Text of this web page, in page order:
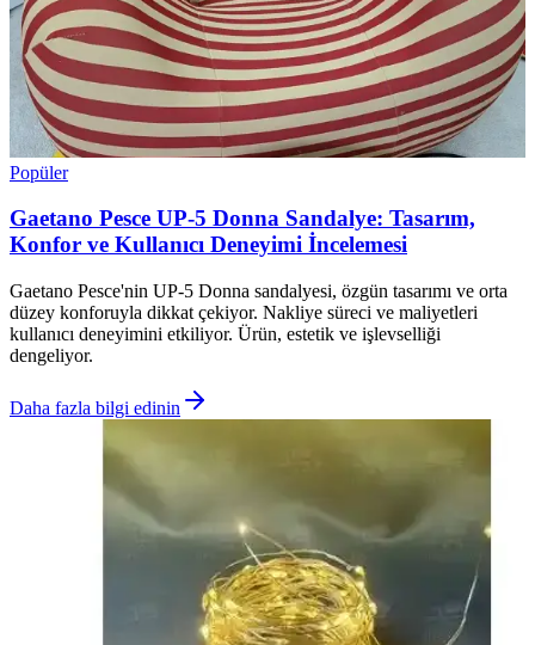
Popüler
Gaetano Pesce UP-5 Donna Sandalye: Tasarım,
Konfor ve Kullanıcı Deneyimi İncelemesi
Gaetano Pesce'nin UP-5 Donna sandalyesi, özgün tasarımı ve orta
düzey konforuyla dikkat çekiyor. Nakliye süreci ve maliyetleri
kullanıcı deneyimini etkiliyor. Ürün, estetik ve işlevselliği
dengeliyor.
Daha fazla bilgi edinin